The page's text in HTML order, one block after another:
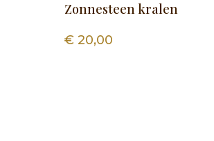
Zonnesteen kralen
€ 20,00